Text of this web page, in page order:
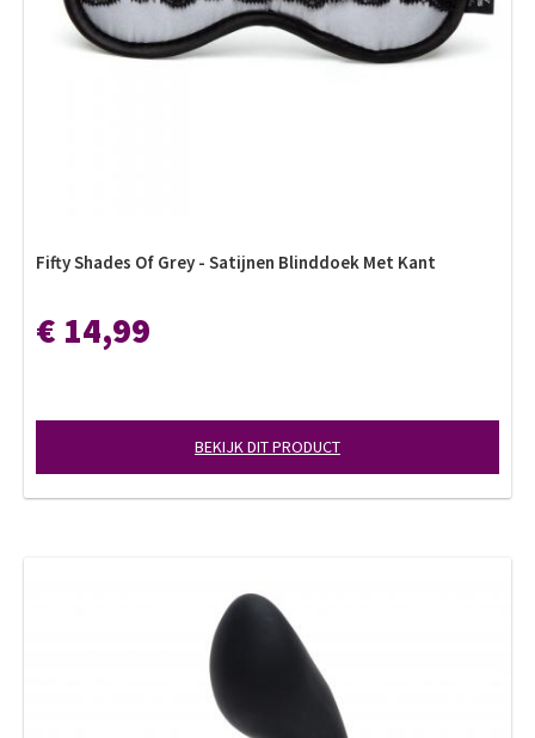
Fifty Shades Of Grey - Satijnen Blinddoek Met Kant
€ 14,99
BEKIJK DIT PRODUCT